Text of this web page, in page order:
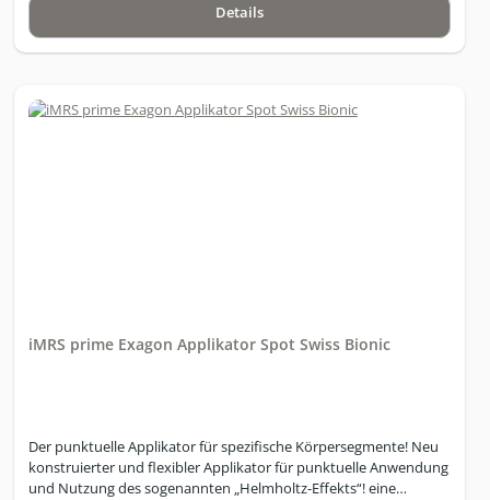
Details
iMRS prime Exagon Applikator Spot Swiss Bionic
Der punktuelle Applikator für spezifische Körpersegmente! Neu
konstruierter und flexibler Applikator für punktuelle Anwendung
und Nutzung des sogenannten „Helmholtz-Effekts“! eine